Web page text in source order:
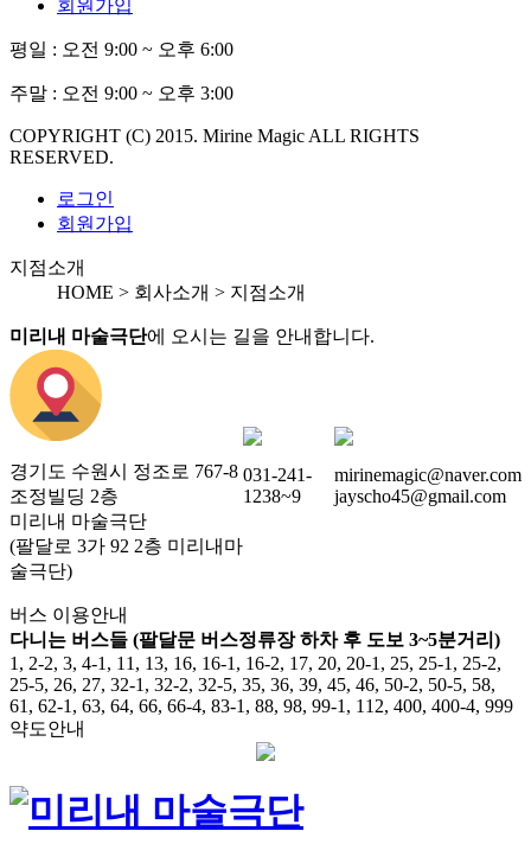
회원가입
평일 : 오전 9:00 ~ 오후 6:00
주말 : 오전 9:00 ~ 오후 3:00
COPYRIGHT (C) 2015. Mirine Magic ALL RIGHTS
RESERVED.
로그인
회원가입
지점소개
HOME > 회사소개 > 지점소개
미리내 마술극단에 오시는 길을 안내합니다.
경기도 수원시 정조로 767-8
조정빌딩 2층
미리내 마술극단
(팔달로 3가 92 2층 미리내마
술극단)
031-241-
1238~9
mirinemagic@naver.com
jayscho45@gmail.com
버스 이용안내
다니는 버스들 (팔달문 버스정류장 하차 후 도보 3~5분거리)
1, 2-2, 3, 4-1, 11, 13, 16, 16-1, 16-2, 17, 20, 20-1, 25, 25-1, 25-2,
25-5, 26, 27, 32-1, 32-2, 32-5, 35, 36, 39, 45, 46, 50-2, 50-5, 58,
61, 62-1, 63, 64, 66, 66-4, 83-1, 88, 98, 99-1, 112, 400, 400-4, 999
약도안내